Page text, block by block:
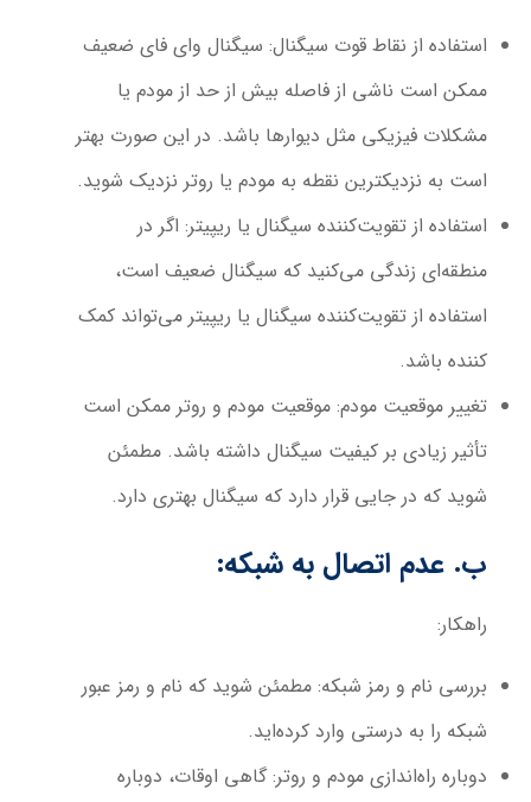
استفاده از نقاط قوت سیگنال: سیگنال وای فای ضعیف
ممکن است ناشی از فاصله بیش از حد از مودم یا
مشکلات فیزیکی مثل دیوارها باشد. در این صورت بهتر
است به نزدیکترین نقطه به مودم یا روتر نزدیک شوید.
استفاده از تقویت‌کننده سیگنال یا ریپیتر: اگر در
منطقه‌ای زندگی می‌کنید که سیگنال ضعیف است،
استفاده از تقویت‌کننده سیگنال یا ریپیتر می‌تواند کمک
کننده باشد.
تغییر موقعیت مودم: موقعیت مودم و روتر ممکن است
تأثیر زیادی بر کیفیت سیگنال داشته باشد. مطمئن
شوید که در جایی قرار دارد که سیگنال بهتری دارد.
ب. عدم اتصال به شبکه:
راهکار:
بررسی نام و رمز شبکه: مطمئن شوید که نام و رمز عبور
شبکه را به درستی وارد کرده‌اید.
دوباره راه‌اندازی مودم و روتر:گاهی اوقات، دوباره